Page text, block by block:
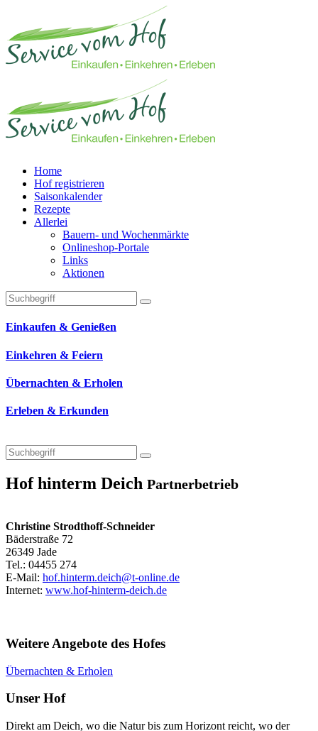
Home
Hof registrieren
Saisonkalender
Rezepte
Allerlei
Bauern- und Wochenmärkte
Onlineshop-Portale
Links
Aktionen
Technisches Feld: Suchfeld
Technisches Feld: Suchbutton
Suche absenden
Einkaufen & Genießen
Einkehren & Feiern
Übernachten & Erholen
Erleben & Erkunden
Hof hinterm Deich Partnerbetrieb
Christine Strodthoff-Schneider
Bäderstraße 72
26349 Jade
Tel.: 04455 274
E-Mail: hof.hinterm.deich@t-online.de
Internet: www.hof-hinterm-deich.de
Weitere Angebote des Hofes
Übernachten & Erholen
Unser Hof
Direkt am Deich, wo die Natur bis zum Horizont reicht, wo der